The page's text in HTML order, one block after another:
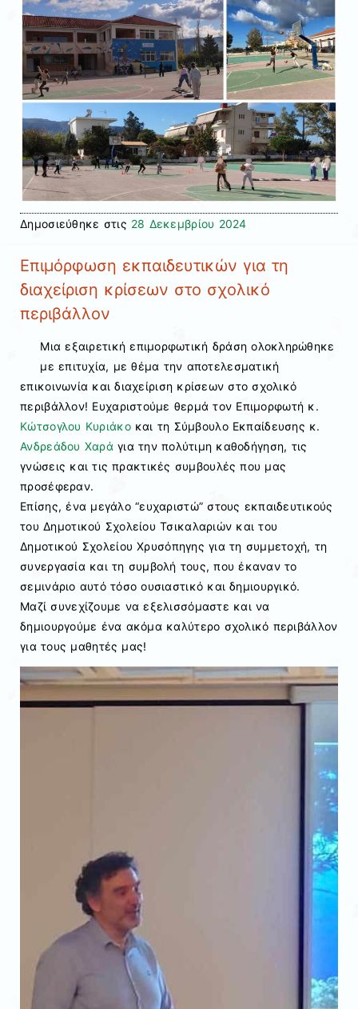
Δημοσιεύθηκε στις 28 Δεκεμβρίου 2024
Επιμόρφωση εκπαιδευτικών για τη
διαχείριση κρίσεων στο σχολικό
περιβάλλον
Μια εξαιρετική επιμορφωτική δράση ολοκληρώθηκε
με επιτυχία, με θέμα την αποτελεσματική
επικοινωνία και διαχείριση κρίσεων στο σχολικό
περιβάλλον! Ευχαριστούμε θερμά τον Επιμορφωτή κ.
Κώτσογλου Κυριάκο και τη Σύμβουλο Εκπαίδευσης κ.
Ανδρεάδου Χαρά για την πολύτιμη καθοδήγηση, τις
γνώσεις και τις πρακτικές συμβουλές που μας
προσέφεραν.
Επίσης, ένα μεγάλο “ευχαριστώ” στους εκπαιδευτικούς
του Δημοτικού Σχολείου Τσικαλαριών και του
Δημοτικού Σχολείου Χρυσόπηγης για τη συμμετοχή, τη
συνεργασία και τη συμβολή τους, που έκαναν το
σεμινάριο αυτό τόσο ουσιαστικό και δημιουργικό.
Μαζί συνεχίζουμε να εξελισσόμαστε και να
δημιουργούμε ένα ακόμα καλύτερο σχολικό περιβάλλον
για τους μαθητές μας!